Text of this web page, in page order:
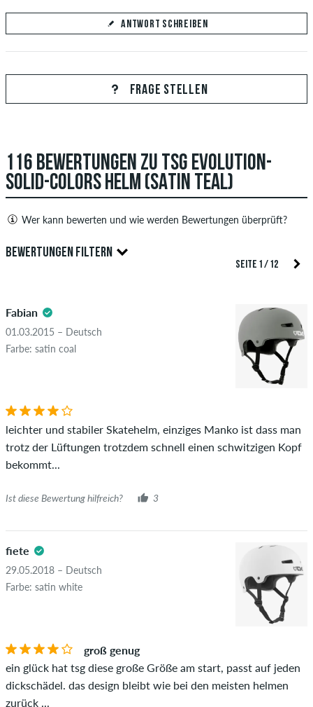
ANTWORT SCHREIBEN
Deine Antwort
Beantworte hier die Frage von Hanna
ANTWORT ABSCHICKEN
FRAGE STELLEN
116 BEWERTUNGEN ZU TSG EVOLUTION-
SOLID-COLORS HELM (SATIN TEAL)
Wer kann bewerten und wie werden Bewertungen überprüft?
Nur Personen mit einem skatedeluxe Kundenkonto können
Bewertungen abgeben. Diese werden erst nach unserer
beleidigenden oder obszönen Inhalten sowie Bewertungen,
die geltendes Recht oder Urheberrechte verletzen oder Spam
und Fremdwerbung enthalten, werden nicht veröffentlicht.
Die Sternebewertung des Artikels ist der Durchschnitt aller
Ob die Bewertung von einer Person stammt, die diesen
Artikel wirklich gekauft hat, erkennst du am grünen Haken
neben dem Namen mit dem Zusatz "Verifizierter Kauf". Bei
diesen Personen wurde der Kauf anhand ihrer Bestellungen
leider nicht garantieren, dass die Personen den Artikel
BEWERTUNGEN FILTERN
5.0
SEITE 1 / 12
Fabian
01.03.2015 – Deutsch
Farbe: satin coal
leichter und stabiler Skatehelm, einziges Manko ist dass man
trotz der Lüftungen trotzdem schnell einen schwitzigen Kopf
bekommt...
Ist diese Bewertung hilfreich? 3
fiete
29.05.2018 – Deutsch
Farbe: satin white
groß genug
ein glück hat tsg diese große Größe am start, passt auf jeden
dickschädel. das design bleibt wie bei den meisten helmen
zurück ...